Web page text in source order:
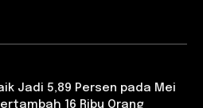
Jadi 5,89 Persen pada Mei
16 Ribu Orang